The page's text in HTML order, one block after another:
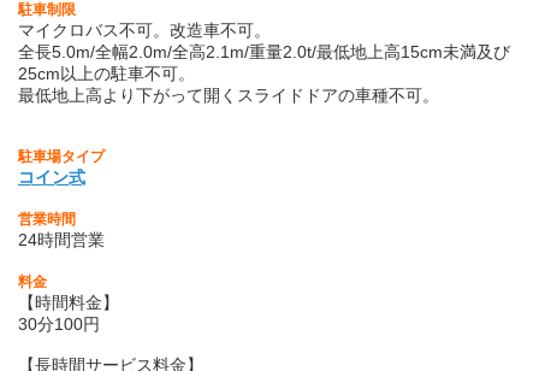
駐車制限
マイクロバス不可。改造車不可。
全長5.0m/全幅2.0m/全高2.1m/重量2.0t/最低地上高15cm未満及び
25cm以上の駐車不可。
最低地上高より下がって開くスライドドアの車種不可。
駐車場タイプ
コイン式
営業時間
24時間営業
料金
【時間料金】
30分100円
【長時間サービス料金】